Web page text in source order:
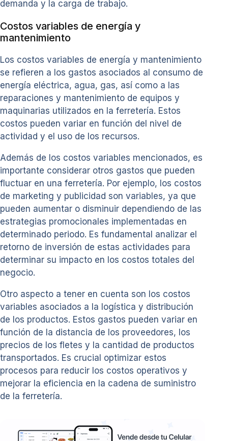
demanda y la carga de trabajo.
Costos variables de energía y
mantenimiento
Los costos variables de energía y mantenimiento
se refieren a los gastos asociados al consumo de
energía eléctrica, agua, gas, así como a las
reparaciones y mantenimiento de equipos y
maquinarias utilizados en la ferretería. Estos
costos pueden variar en función del nivel de
actividad y el uso de los recursos.
Además de los costos variables mencionados, es
importante considerar otros gastos que pueden
fluctuar en una ferretería. Por ejemplo, los costos
de marketing y publicidad son variables, ya que
pueden aumentar o disminuir dependiendo de las
estrategias promocionales implementadas en
determinado periodo. Es fundamental analizar el
retorno de inversión de estas actividades para
determinar su impacto en los costos totales del
negocio.
Otro aspecto a tener en cuenta son los costos
variables asociados a la logística y distribución
de los productos. Estos gastos pueden variar en
función de la distancia de los proveedores, los
precios de los fletes y la cantidad de productos
transportados. Es crucial optimizar estos
procesos para reducir los costos operativos y
mejorar la eficiencia en la cadena de suministro
de la ferretería.